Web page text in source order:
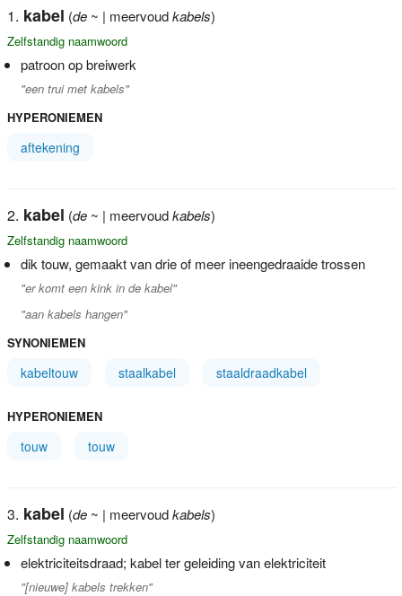
kabel (de~ | meervoudkabels)
Zelfstandig naamwoord
patroon op breiwerk
"een trui met kabels"
HYPERONIEMEN
aftekening
kabel (de~ | meervoudkabels)
Zelfstandig naamwoord
dik touw, gemaakt van drie of meer ineengedraaide trossen
"er komt een kink in de kabel"
"aan kabels hangen"
SYNONIEMEN
kabeltouw staalkabel staaldraadkabel
HYPERONIEMEN
touw touw
kabel (de~ | meervoudkabels)
Zelfstandig naamwoord
elektriciteitsdraad; kabel ter geleiding van elektriciteit
"[nieuwe] kabels trekken"